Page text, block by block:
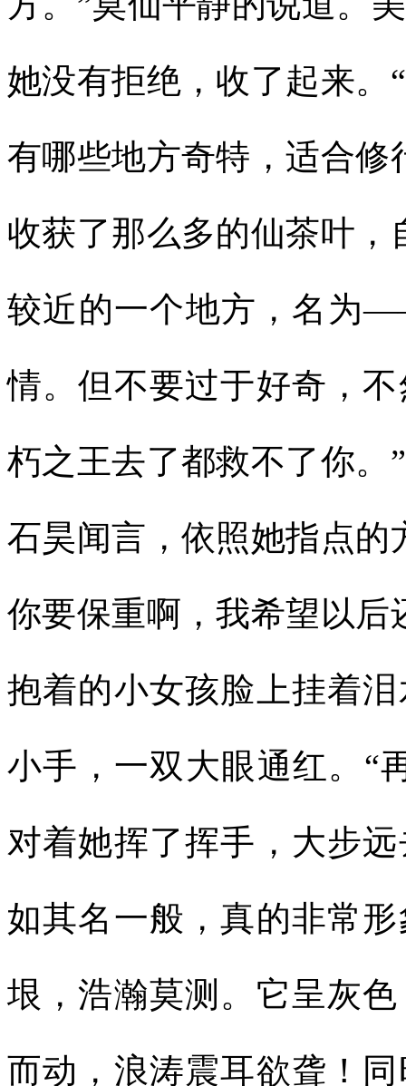
她没有拒绝，收了起来。
有哪些地方奇特，适合修
收获了那么多的仙茶叶，
较近的一个地方，名为
情。但不要过于好奇，
朽之王去了都救不了你。
石昊闻言，依照她指点的
你要保重啊，我希望以后
抱着的小女孩脸上挂着
小手，一双大眼通红。“
对着她挥了挥手，大步
如其名一般，真的非常
垠，浩瀚莫测。它呈灰
而动，浪涛震耳欲聋！